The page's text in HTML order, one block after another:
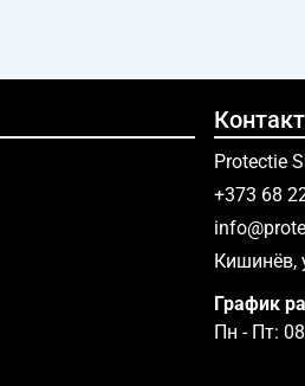
Protectie
+373 68
Кишинёв,
График
Пн - Пт: